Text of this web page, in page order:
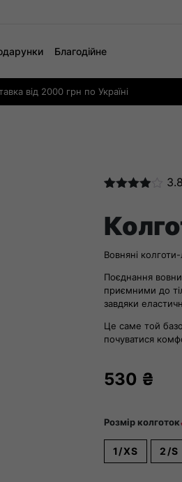
Благодійне
від 2000 грн по Україні
на
основі
покупців
Вовняні
Поєднання
приємними до
завдяки
Це саме той
почуватися
530 ₴
Розмір колготок
1/XS 2/S